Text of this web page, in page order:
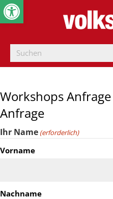
Workshops
Anfrage
Ihr Name (erforderlich)
Vorname
Nachname